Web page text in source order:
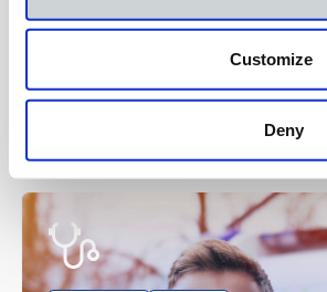
Customize
Deny
Más información